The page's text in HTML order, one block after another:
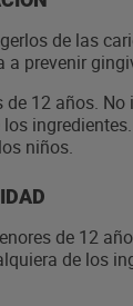
Protege de
Protege
de las
a prevenir
12 años.
niños.
de 12
de los